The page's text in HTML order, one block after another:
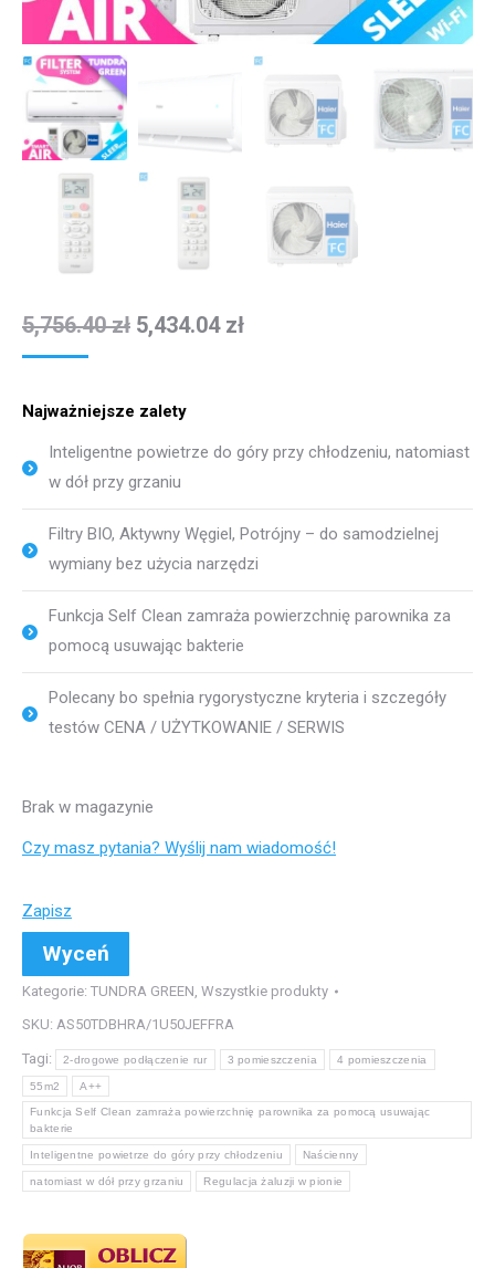
5,756.40zł 5,434.04 zł
Najważniejsze zalety
Inteligentne powietrze do góry przy chłodzeniu, natomiast
w dół przy grzaniu
Filtry BIO, Aktywny Węgiel, Potrójny – do samodzielnej
wymiany bez użycia narzędzi
Funkcja Self Clean zamraża powierzchnię parownika za
pomocą usuwając bakterie
Polecany bo spełnia rygorystyczne kryteria i szczegóły
testów CENA / UŻYTKOWANIE / SERWIS
Brak w magazynie
Czy masz pytania? Wyślij nam wiadomość!
Zapisz
Wyceń
Kategorie: TUNDRA GREEN, Wszystkie produkty
SKU: AS50TDBHRA/1U50JEFFRA
Tagi: 2-drogowe podłączenie rur 3 pomieszczenia 4 pomieszczenia
55m2 A++
Funkcja Self Clean zamraża powierzchnię parownika za pomocą usuwając
bakterie
Inteligentne powietrze do góry przy chłodzeniu Naścienny
natomiast w dół przy grzaniu Regulacja żaluzji w pionie